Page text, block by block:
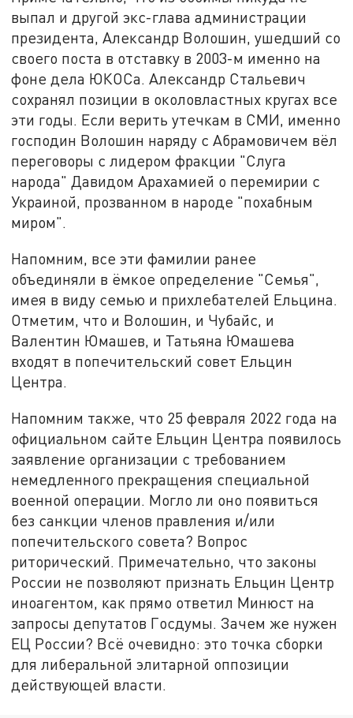
выпал и другой экс-глава администрации
президента, Александр Волошин, ушедший со
своего поста в отставку в 2003-м именно на
фоне дела ЮКОСа. Александр Стальевич
сохранял позиции в околовластных кругах все
эти годы. Если верить утечкам в СМИ, именно
господин Волошин наряду с Абрамовичем вёл
переговоры с лидером фракции "Слуга
народа" Давидом Арахамией о перемирии с
Украиной, прозванном в народе "похабным
миром".
Напомним, все эти фамилии ранее
объединяли в ёмкое определение "Семья",
имея в виду семью и прихлебателей Ельцина.
Отметим, что и Волошин, и Чубайс, и
Валентин Юмашев, и Татьяна Юмашева
входят в попечительский совет Ельцин
Центра.
Напомним также, что 25 февраля 2022 года на
официальном сайте Ельцин Центра появилось
заявление организации с требованием
немедленного прекращения специальной
военной операции. Могло ли оно появиться
без санкции членов правления и/или
попечительского совета? Вопрос
риторический. Примечательно, что законы
России не позволяют признать Ельцин Центр
иноагентом, как прямо ответил Минюст на
запросы депутатов Госдумы. Зачем же нужен
ЕЦ России? Всё очевидно: это точка сборки
для либеральной элитарной оппозиции
действующей власти.